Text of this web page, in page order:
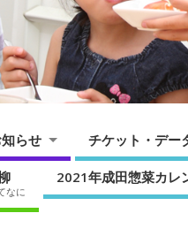
らせ チケット・デー
なに
2021年成田惣菜カレ